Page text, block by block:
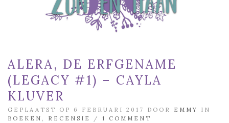
ALERA, DE ERFGENAME
(LEGACY #1) – CAYLA
KLUVER
GEPLAATST OP 6 FEBRUARI 2017 DOOR EMMY
IN
BOEKEN
RECENSIE / 1 COMMENT